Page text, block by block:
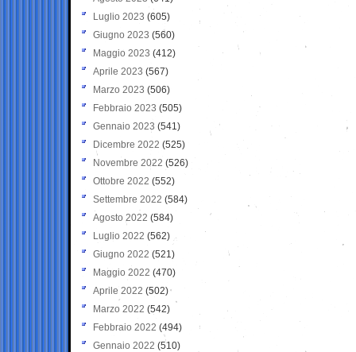
Luglio 2023 (605)
Giugno 2023 (560)
Maggio 2023 (412)
Aprile 2023 (567)
Marzo 2023 (506)
Febbraio 2023 (505)
Gennaio 2023 (541)
Dicembre 2022 (525)
Novembre 2022 (526)
Ottobre 2022 (552)
Settembre 2022 (584)
Agosto 2022 (584)
Luglio 2022 (562)
Giugno 2022 (521)
Maggio 2022 (470)
Aprile 2022 (502)
Marzo 2022 (542)
Febbraio 2022 (494)
Gennaio 2022 (510)